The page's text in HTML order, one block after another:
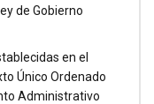
de Gobierno
en el
Único Ordenado
Administrativo